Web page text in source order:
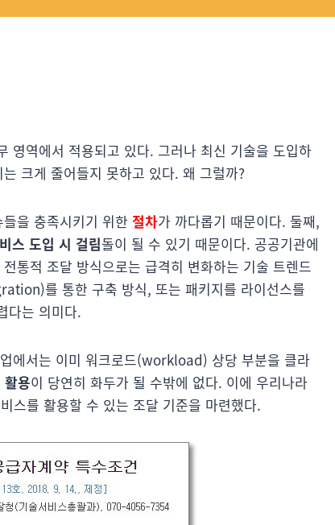
영역에서 적용되고 있다. 그러나 최신 기술을 도입하
크게 줄어들지 못하고 있다. 왜 그럴까?
을 충족시키기 위한 절차가 까다롭기 때문이다. 둘째,
스 도입 시 걸림돌이 될 수 있기 때문이다. 공공기관에
통적 조달 방식으로는 급격히 변화하는 기술 트렌드
를 통한 구축 방식, 또는 패키지를 라이선스를
다는 의미다.
에서는 이미 워크로드(workload) 상당 부분을 클라
활용이 당연히 화두가 될 수밖에 없다. 이에 우리나라
스를 활용할 수 있는 조달 기준을 마련했다.